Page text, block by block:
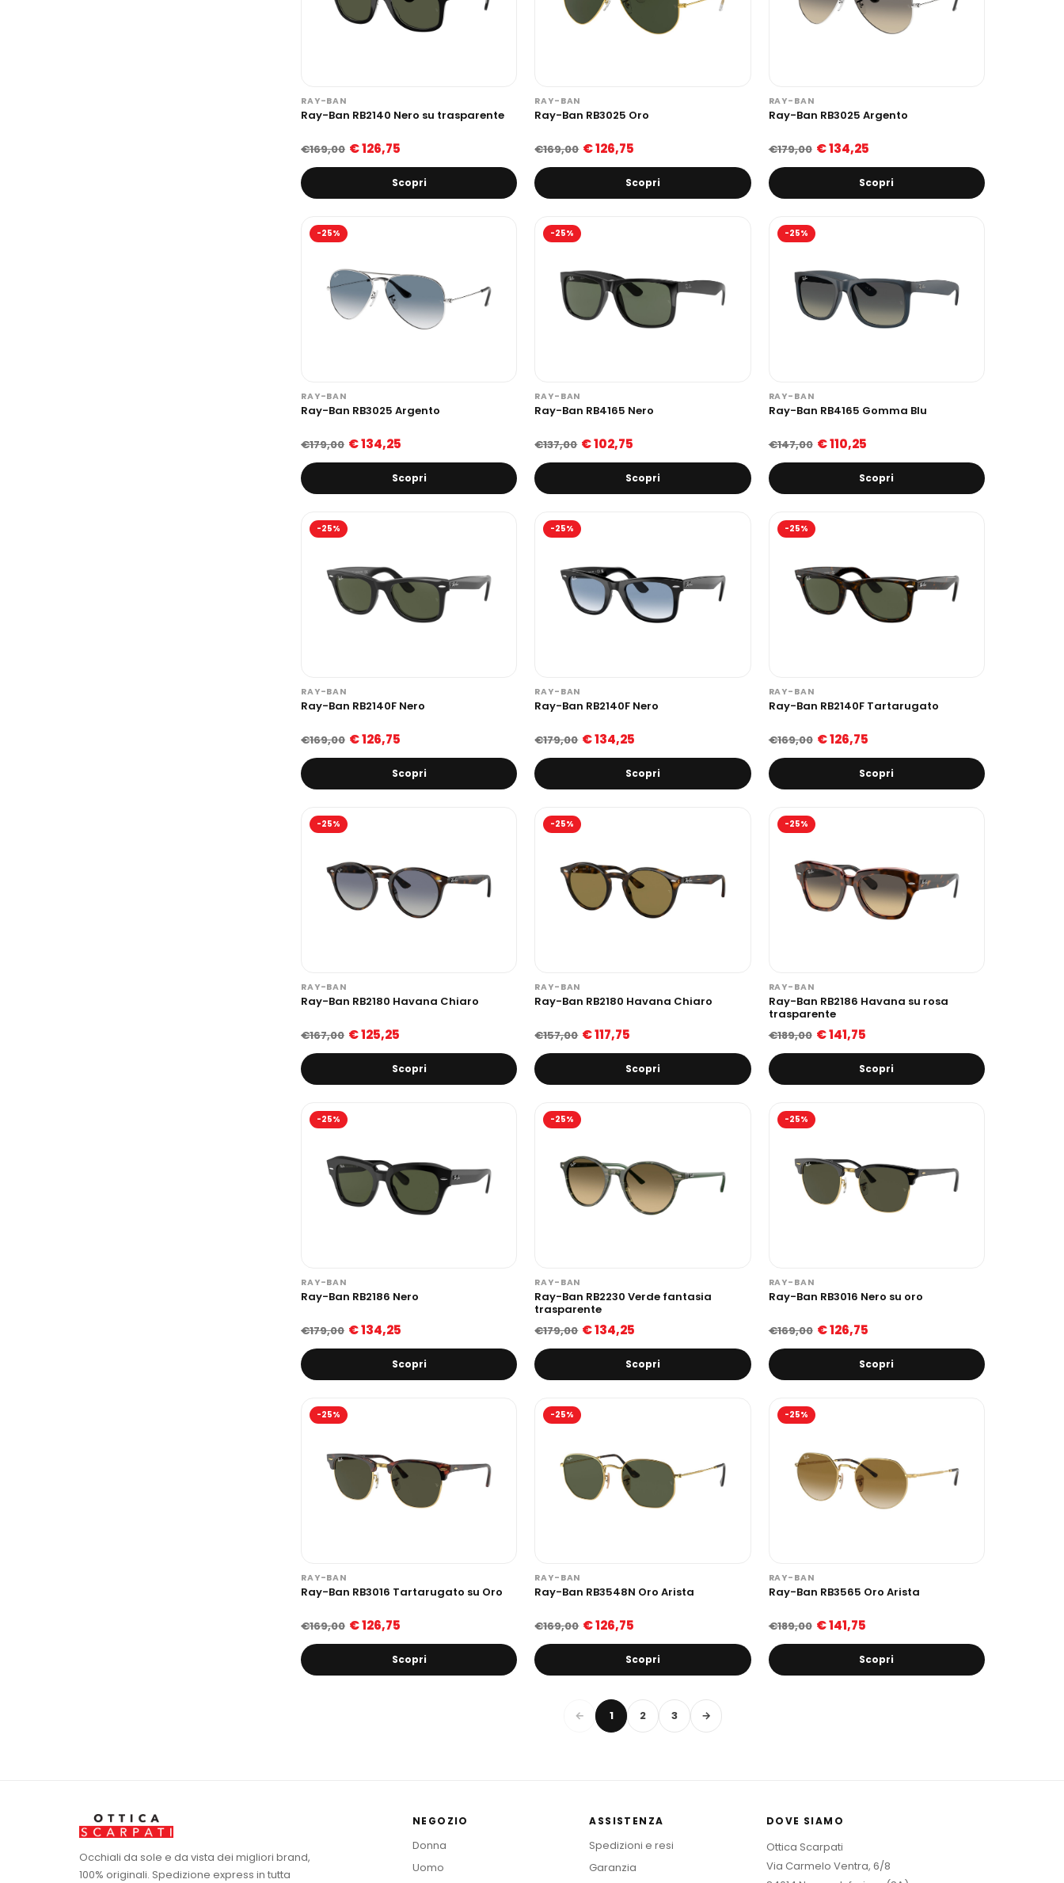
RAY-BAN
Ray-Ban RB2140 Nero su trasparente
€169,00 € 126,75
Scopri
RAY-BAN
Ray-Ban RB3025 Oro
€169,00 € 126,75
Scopri
RAY-BAN
Ray-Ban RB3025 Argento
€179,00 € 134,25
Scopri
-25%
RAY-BAN
Ray-Ban RB3025 Argento
€179,00 € 134,25
Scopri
-25%
RAY-BAN
Ray-Ban RB4165 Nero
€137,00 € 102,75
Scopri
-25%
RAY-BAN
Ray-Ban RB4165 Gomma Blu
€147,00 € 110,25
Scopri
-25%
RAY-BAN
Ray-Ban RB2140F Nero
€169,00 € 126,75
Scopri
-25%
RAY-BAN
Ray-Ban RB2140F Nero
€179,00 € 134,25
Scopri
-25%
RAY-BAN
Ray-Ban RB2140F Tartarugato
€169,00 € 126,75
Scopri
-25%
RAY-BAN
Ray-Ban RB2180 Havana Chiaro
€167,00 € 125,25
Scopri
-25%
RAY-BAN
Ray-Ban RB2180 Havana Chiaro
€157,00 € 117,75
Scopri
-25%
RAY-BAN
Ray-Ban RB2186 Havana su rosa
trasparente
€189,00 € 141,75
Scopri
-25%
RAY-BAN
Ray-Ban RB2186 Nero
€179,00 € 134,25
Scopri
-25%
RAY-BAN
Ray-Ban RB2230 Verde fantasia
trasparente
€179,00 € 134,25
Scopri
-25%
RAY-BAN
Ray-Ban RB3016 Nero su oro
€169,00 € 126,75
Scopri
-25%
RAY-BAN
Ray-Ban RB3016 Tartarugato su Oro
€169,00 € 126,75
Scopri
-25%
RAY-BAN
Ray-Ban RB3548N Oro Arista
€169,00 € 126,75
Scopri
-25%
RAY-BAN
Ray-Ban RB3565 Oro Arista
€189,00 € 141,75
Scopri
← 1 2 3 →
Occhiali da sole e da vista dei migliori brand,
100% originali. Spedizione express in tutta
NEGOZIO
Donna
Uomo
ASSISTENZA
Spedizioni e resi
Garanzia
DOVE SIAMO
Ottica Scarpati
Via Carmelo Ventra, 6/8